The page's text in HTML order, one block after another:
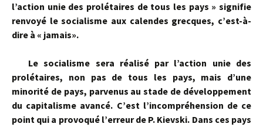
l’action unie des prolétaires de tous les pays » signifie
renvoyé le socialisme aux calendes grecques, c’est-à-
dire à « jamais».
Le socialisme sera réalisé par l’action unie des
prolétaires, non pas de tous les pays, mais d’une
minorité de pays, parvenus au stade de développe­ment
du capitalisme avancé. C’est l’incompréhension de ce
point qui a provoqué l’erreur de P. Kievski. Dans ces pays